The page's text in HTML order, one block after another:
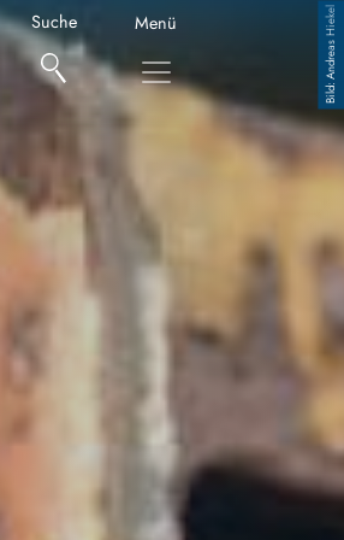
Suche Menü
Copyright
Andreas Hiekel